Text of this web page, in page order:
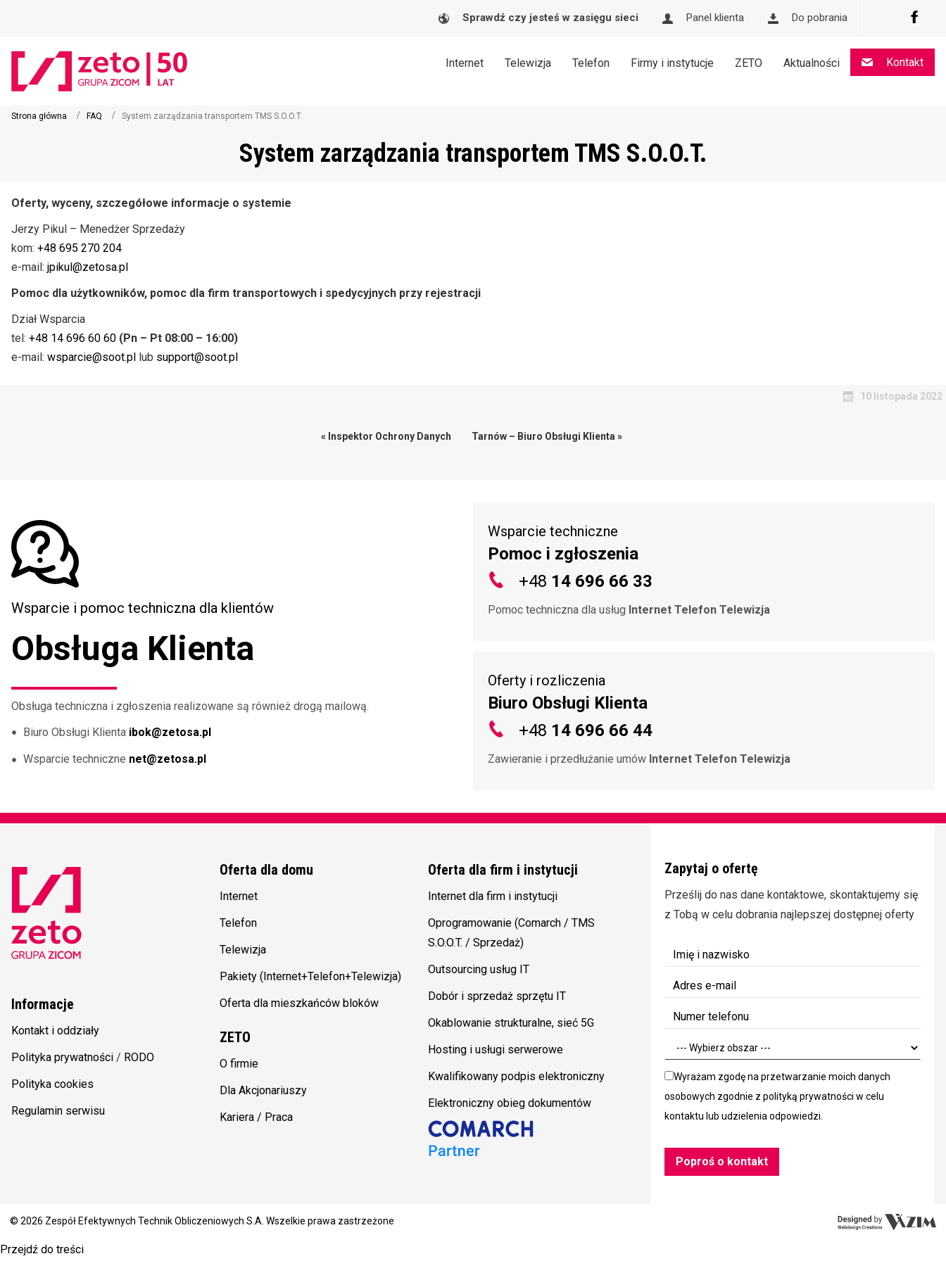
Sprawdź czy jesteś w zasięgu sieci Panel klienta Do pobrania
Kontakt
Internet Telewizja Telefon Firmy i instytucje ZETO Aktualności
Strona główna FAQ System zarządzania transportem TMS S.O.O.T.
System zarządzania transportem TMS S.O.O.T.
Oferty, wyceny, szczegółowe informacje o systemie
Jerzy Pikul – Menedżer Sprzedaży
kom: +48 695 270 204
e-mail: jpikul@zetosa.pl
Pomoc dla użytkowników, pomoc dla firm transportowych i spedycyjnych przy rejestracji
Dział Wsparcia
tel: +48 14 696 60 60 (Pn – Pt 08:00 – 16:00)
e-mail: wsparcie@soot.pl lub support@soot.pl
10 listopada 2022
« Inspektor Ochrony Danych Tarnów – Biuro Obsługi Klienta »
Wsparcie i pomoc techniczna dla klientów
Obsługa Klienta
Obsługa techniczna i zgłoszenia realizowane są również drogą mailową.
Biuro Obsługi Klienta ibok@zetosa.pl
Wsparcie techniczne net@zetosa.pl
Wsparcie techniczne
Pomoc i zgłoszenia
+48 14 696 66 33
Pomoc techniczna dla usług Internet Telefon Telewizja
Oferty i rozliczenia
Biuro Obsługi Klienta
+48 14 696 66 44
Zawieranie i przedłużanie umów Internet Telefon Telewizja
Informacje
Kontakt i oddziały
Polityka prywatności / RODO
Polityka cookies
Regulamin serwisu
Oferta dla domu
Internet
Telefon
Telewizja
Pakiety (Internet+Telefon+Telewizja)
Oferta dla mieszkańców bloków
ZETO
O firmie
Dla Akcjonariuszy
Kariera / Praca
Oferta dla firm i instytucji
Internet dla firm i instytucji
Oprogramowanie (Comarch / TMS
S.O.O.T. / Sprzedaż)
Outsourcing usług IT
Dobór i sprzedaż sprzętu IT
Okablowanie strukturalne, sieć 5G
Hosting i usługi serwerowe
Kwalifikowany podpis elektroniczny
Elektroniczny obieg dokumentów
Zapytaj o ofertę
Prześlij do nas dane kontaktowe, skontaktujemy się
z Tobą w celu dobrania najlepszej dostępnej oferty
Wyrażam zgodę na przetwarzanie moich danych
osobowych zgodnie z polityką prywatności w celu
kontaktu lub udzielenia odpowiedzi.
© 2026 Zespół Efektywnych Technik Obliczeniowych S.A. Wszelkie prawa zastrzeżone
Przejdź do treści